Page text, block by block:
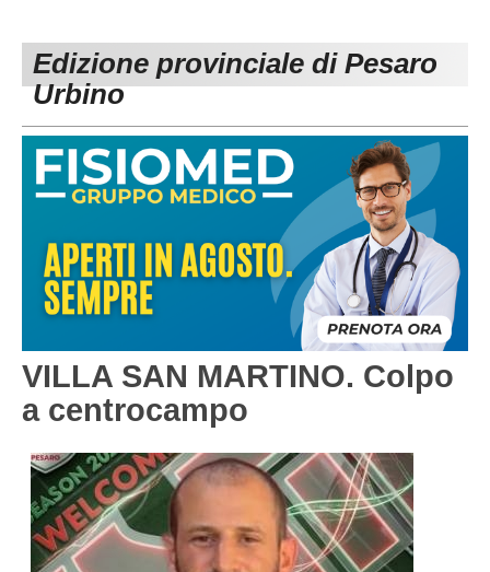
Carica la tua Rosa
1^ CATEGORIA
3^ CATEGORIA
GIOVANILI
Edizione provinciale di Pesaro
Urbino
VILLA SAN MARTINO. Colpo
a centrocampo